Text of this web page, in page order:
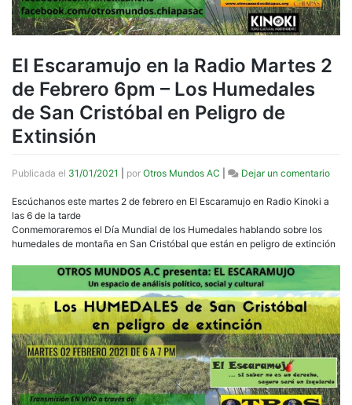
El Escaramujo en la Radio Martes 2
de Febrero 6pm – Los Humedales
de San Cristóbal en Peligro de
Extinsión
Publicada el 31/01/2021 por Otros Mundos AC Dejar un comentarioen
6pm
–
Los
de
San
Escúchanos este martes 2 de febrero en El Escaramujo en Radio Kinoki a
las 6 de la tarde
Conmemoraremos el Día Mundial de los Humedales hablando sobre los
humedales de montaña en San Cristóbal que están en peligro de extinción